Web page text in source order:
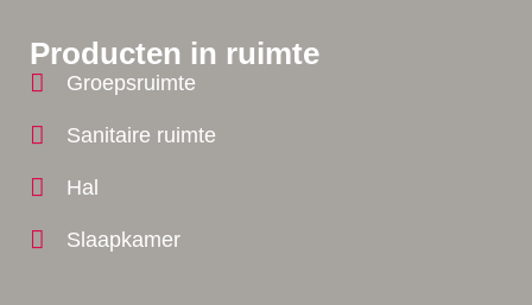
Producten in ruimte
Groepsruimte
Sanitaire ruimte
Hal
Slaapkamer